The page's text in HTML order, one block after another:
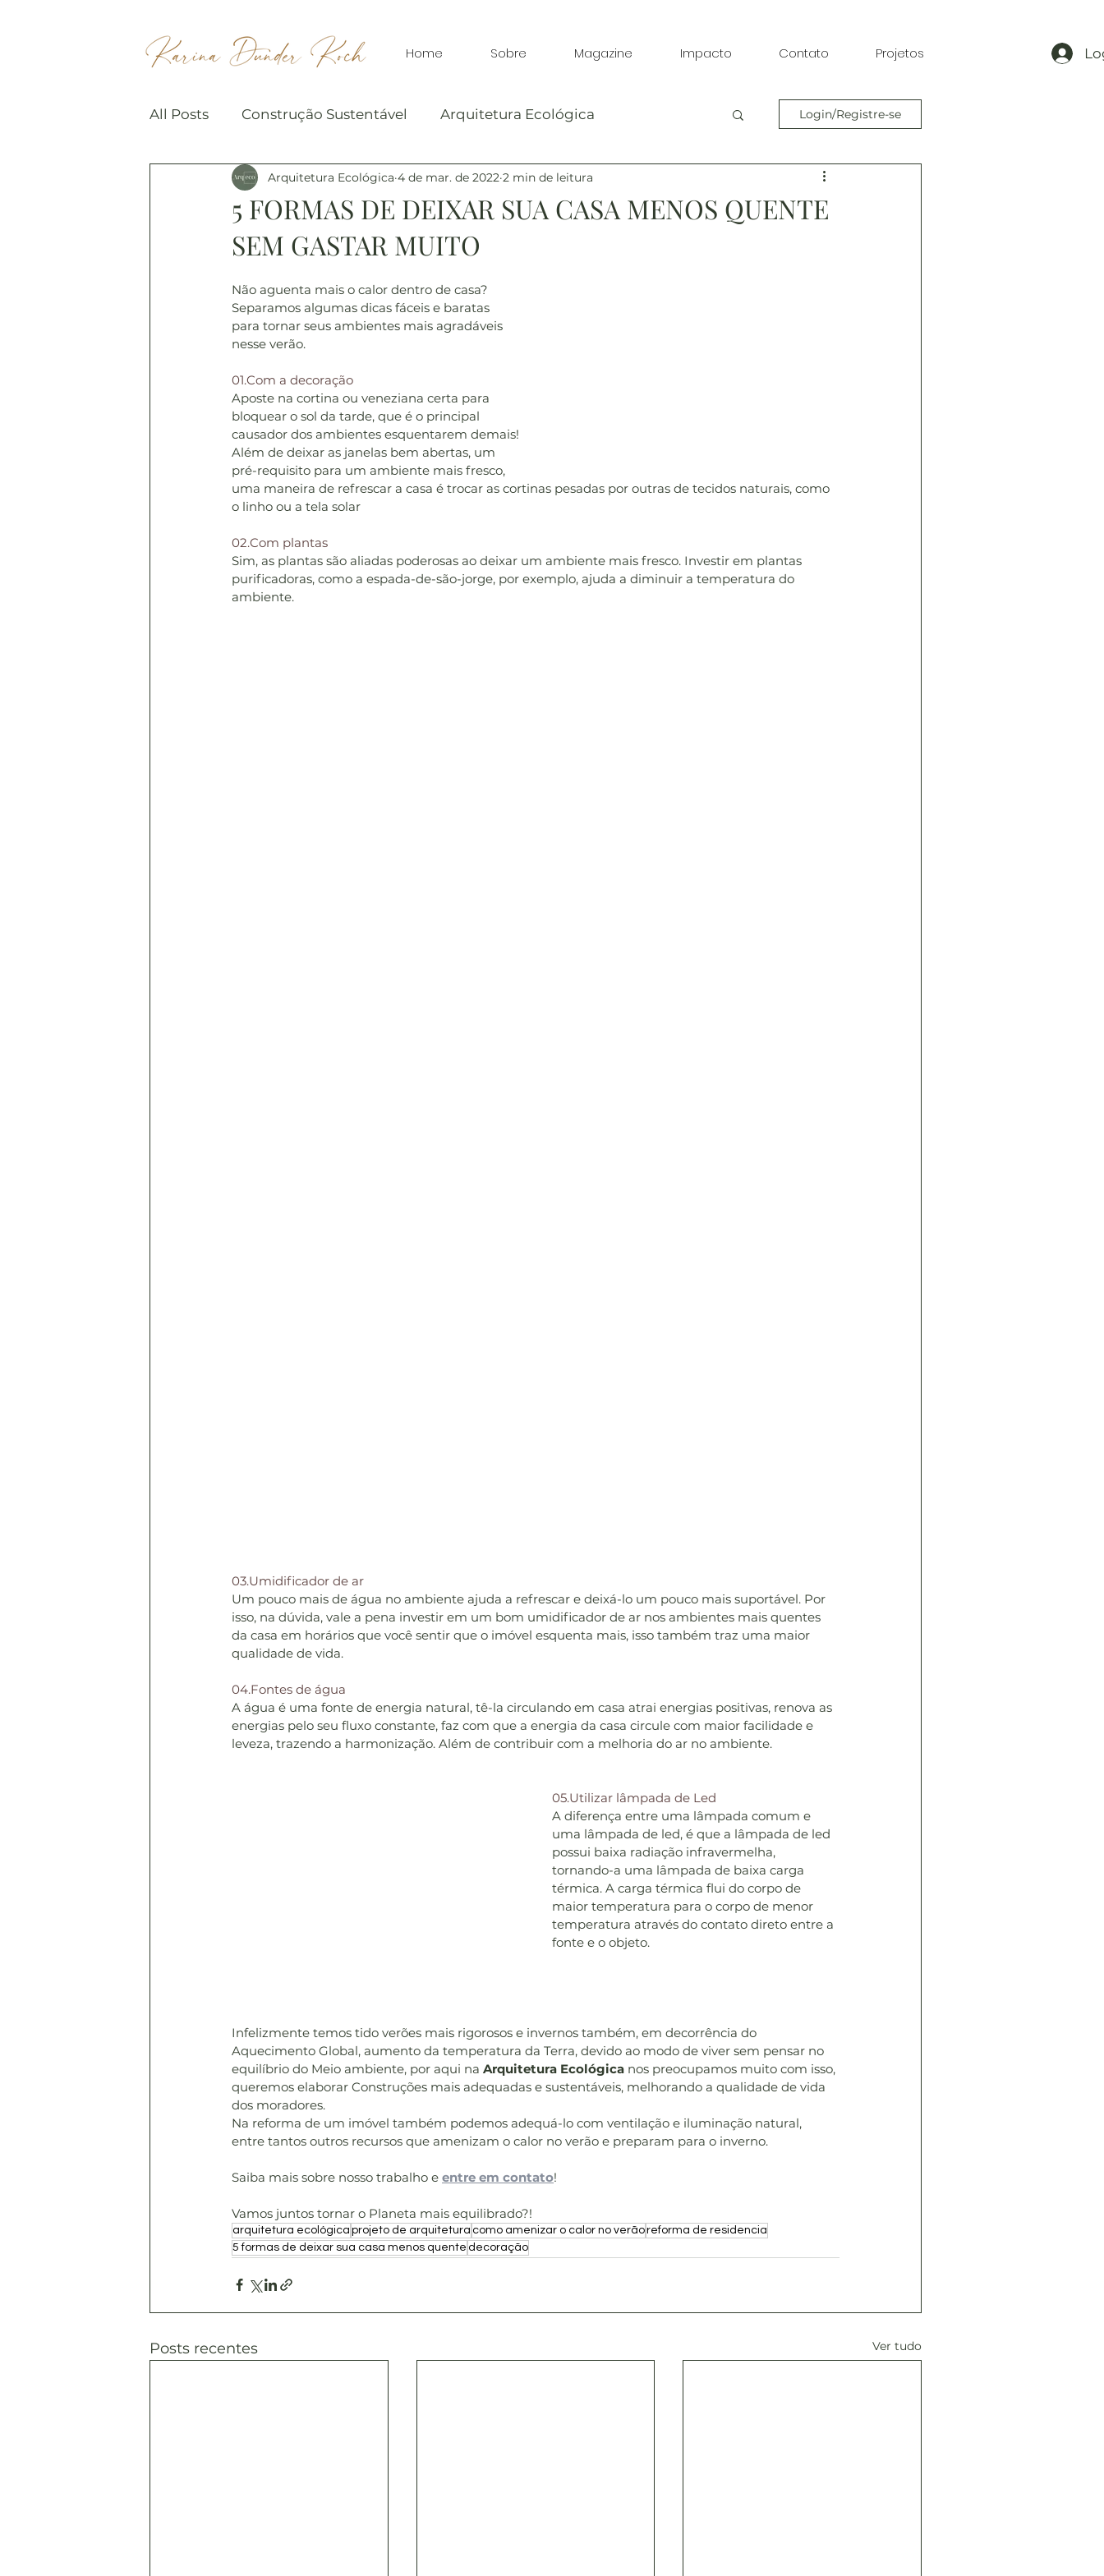
Home Sobre Magazine Impacto Contato Projetos
All Posts Construção Sustentável Arquitetura Ecológica
Arquitetura Sustentável Benefícios sustentáveis
Login/Registre-se
5 FORMAS DE DEIXAR SUA CASA MENOS QUENTE
SEM GASTAR MUITO
Arquitetura Ecológica 4 de mar. de 2022 2 min de leitura
Não aguenta mais o calor dentro de casa?
Separamos algumas dicas fáceis e baratas
para tornar seus ambientes mais agradáveis
nesse verão.
01.Com a decoração
Aposte na cortina ou veneziana certa para
bloquear o sol da tarde, que é o principal
causador dos ambientes esquentarem demais!
Além de deixar as janelas bem abertas, um
pré-requisito para um ambiente mais fresco,
uma maneira de refrescar a casa é trocar as cortinas pesadas por outras de tecidos naturais, como
o linho ou a tela solar
02.Com plantas
Sim, as plantas são aliadas poderosas ao deixar um ambiente mais fresco. Investir em plantas
purificadoras, como a espada-de-são-jorge, por exemplo, ajuda a diminuir a temperatura do
ambiente.
03.Umidificador de ar
Um pouco mais de água no ambiente ajuda a refrescar e deixá-lo um pouco mais suportável. Por
isso, na dúvida, vale a pena investir em um bom umidificador de ar nos ambientes mais quentes
da casa em horários que você sentir que o imóvel esquenta mais, isso também traz uma maior
qualidade de vida.
04.Fontes de água
A água é uma fonte de energia natural, tê-la circulando em casa atrai energias positivas, renova as
energias pelo seu fluxo constante, faz com que a energia da casa circule com maior facilidade e
leveza, trazendo a harmonização. Além de contribuir com a melhoria do ar no ambiente.
05.Utilizar lâmpada de Led
A diferença entre uma lâmpada comum e
uma lâmpada de led, é que a lâmpada de led
possui baixa radiação infravermelha,
tornando-a uma lâmpada de baixa carga
térmica. A carga térmica flui do corpo de
maior temperatura para o corpo de menor
temperatura através do contato direto entre a
fonte e o objeto.
Infelizmente temos tido verões mais rigorosos e invernos também, em decorrência do
Aquecimento Global, aumento da temperatura da Terra, devido ao modo de viver sem pensar no
equilíbrio do Meio ambiente, por aqui na Arquitetura Ecológica nos preocupamos muito com isso,
queremos elaborar Construções mais adequadas e sustentáveis, melhorando a qualidade de vida
dos moradores.
Na reforma de um imóvel também podemos adequá-lo com ventilação e iluminação natural,
entre tantos outros recursos que amenizam o calor no verão e preparam para o inverno.
Saiba mais sobre nosso trabalho e entre em contato!
Vamos juntos tornar o Planeta mais equilibrado?!
arquitetura ecológica projeto de arquitetura como amenizar o calor no verãoreforma de residencia
5 formas de deixar sua casa menos quente decoração
Posts recentes Ver tudo